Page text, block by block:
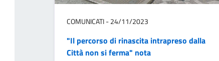
COMUNICATI - 24/11/2023
"Il percorso di rinascita intrapreso dalla
Città non si ferma" nota